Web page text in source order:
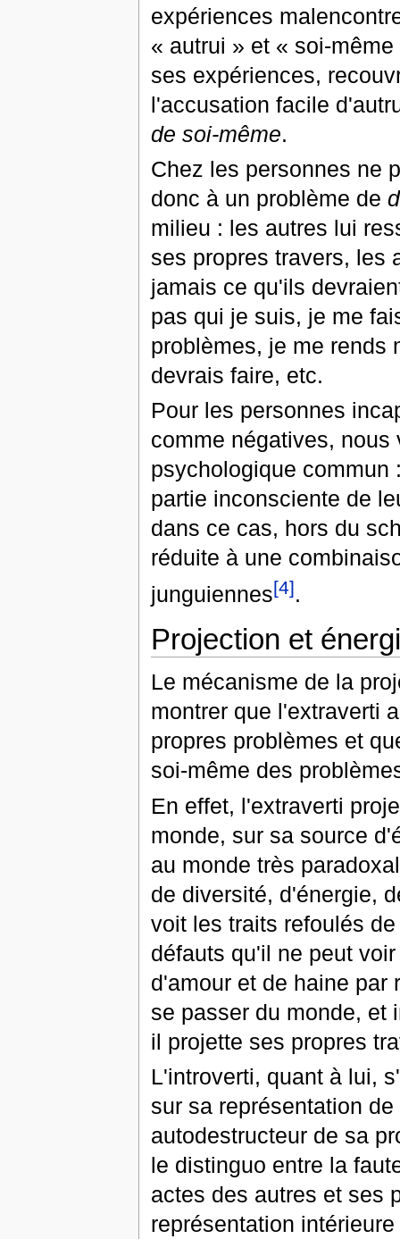
expériences
« autrui » et « soi-
ses expériences,
l'accusation facile
de soi-même.
Chez les personnes ne
donc à un problème de
milieu : les autres lui
ses propres travers, les
jamais ce qu'ils
pas qui je suis, je me
problèmes, je me rends
devrais faire, etc.
Pour les personnes
comme négatives,
psychologique commun
partie inconsciente de
dans ce cas, hors du
réduite à une
junguiennes[4].
Projection et
Le mécanisme de la
montrer que l'extraverti
propres problèmes et
soi-même des
En effet, l'extraverti
monde, sur sa source
au monde très
de diversité, d'énergie,
voit les traits refoulés
défauts qu'il ne peut
d'amour et de haine par
se passer du monde, et
il projette ses propres
L'introverti, quant à lui,
sur sa représentation
autodestructeur de sa
le distinguo entre la
actes des autres et ses
représentation